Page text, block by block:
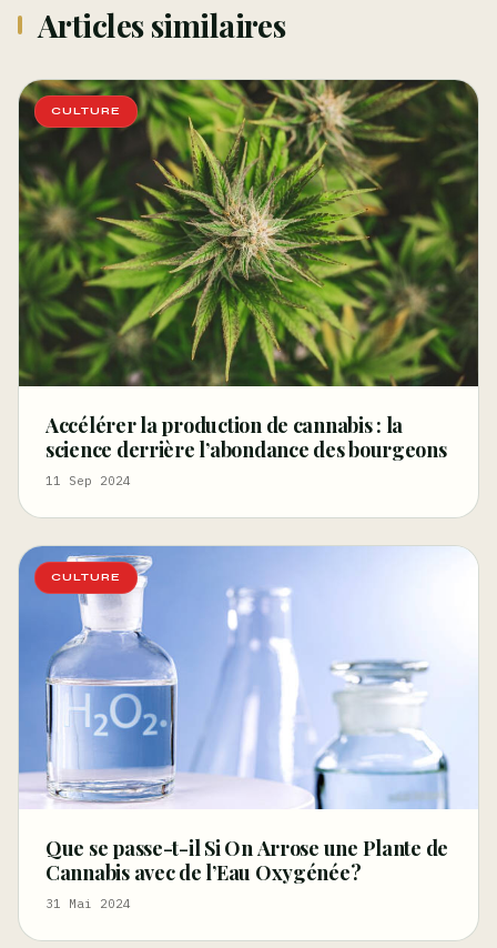
Articles similaires
CULTURE
Accélérer la production de cannabis : la
science derrière l’abondance des bourgeons
11 Sep 2024
CULTURE
Que se passe-t-il Si On Arrose une Plante de
Cannabis avec de l’Eau Oxygénée?
31 Mai 2024